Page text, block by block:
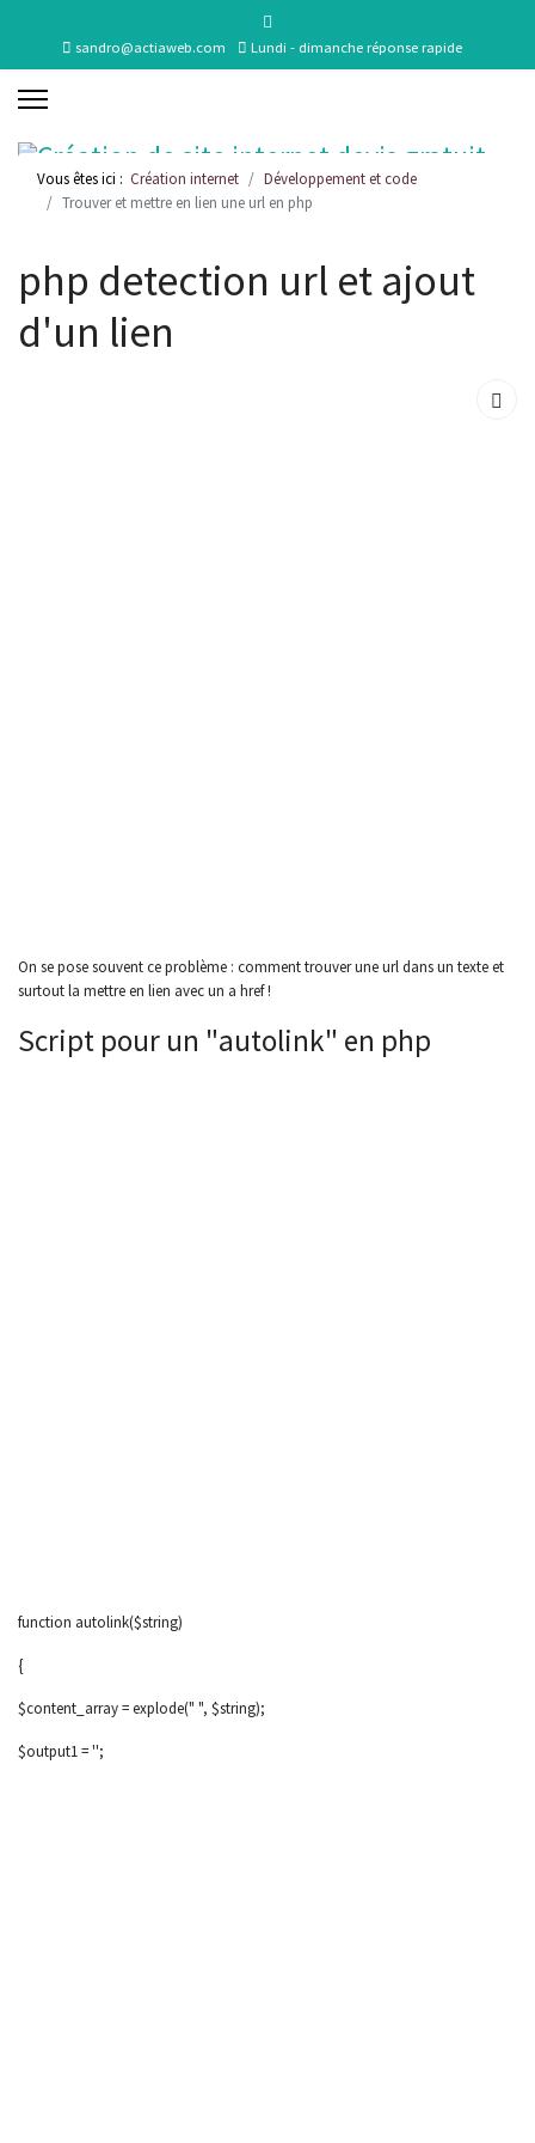
sandro@actiaweb.com Lundi - dimanche réponse rapide
Vous êtes ici : Création internet
Développement et code
Trouver et mettre en lien une url en php
php detection url et ajout
d'un lien
On se pose souvent ce problème : comment trouver une url dans un texte et
surtout la mettre en lien avec un a href !
Script pour un "autolink" en php
function autolink($string)
{
$content_array = explode(" ", $string);
$output1 = '';